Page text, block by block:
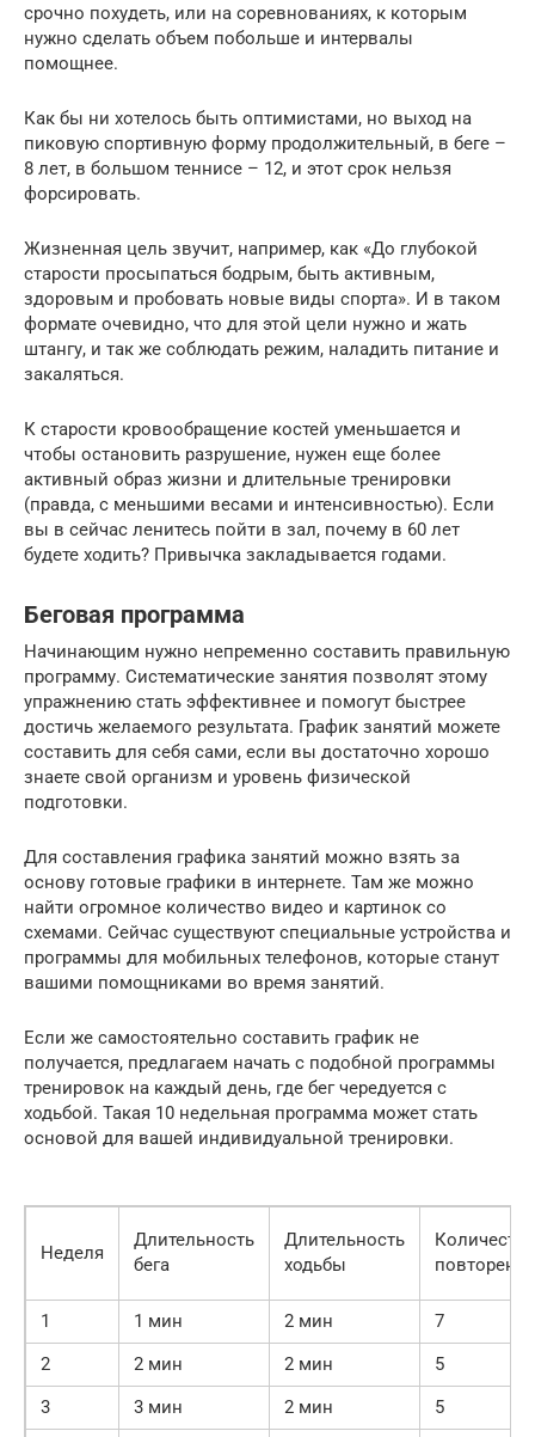
срочно похудеть, или на соревнованиях, к которым
нужно сделать объем побольше и интервалы
помощнее.
Как бы ни хотелось быть оптимистами, но выход на
пиковую спортивную форму продолжительный, в беге –
8 лет, в большом теннисе – 12, и этот срок нельзя
форсировать.
Жизненная цель звучит, например, как «До глубокой
старости просыпаться бодрым, быть активным,
здоровым и пробовать новые виды спорта». И в таком
формате очевидно, что для этой цели нужно и жать
штангу, и так же соблюдать режим, наладить питание и
закаляться.
К старости кровообращение костей уменьшается и
чтобы остановить разрушение, нужен еще более
активный образ жизни и длительные тренировки
(правда, с меньшими весами и интенсивностью). Если
вы в сейчас ленитесь пойти в зал, почему в 60 лет
будете ходить? Привычка закладывается годами.
Беговая программа
Начинающим нужно непременно составить правильную
программу. Систематические занятия позволят этому
упражнению стать эффективнее и помогут быстрее
достичь желаемого результата. График занятий можете
составить для себя сами, если вы достаточно хорошо
знаете свой организм и уровень физической
подготовки.
Для составления графика занятий можно взять за
основу готовые графики в интернете. Там же можно
найти огромное количество видео и картинок со
схемами. Сейчас существуют специальные устройства и
программы для мобильных телефонов, которые станут
вашими помощниками во время занятий.
Если же самостоятельно составить график не
получается, предлагаем начать с подобной программы
тренировок на каждый день, где бег чередуется с
ходьбой. Такая 10 недельная программа может стать
основой для вашей индивидуальной тренировки.
Неделя
Длительность
бега
Длительность
ходьбы
1 1 мин 2 мин
7
2
2 мин 2 мин
5
3
3 мин 2 мин
5